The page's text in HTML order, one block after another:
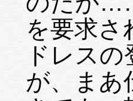
を要求さ
ドレス
が、まあ仕方な